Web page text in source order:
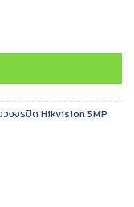
งจรปิด Hikvision 5MP